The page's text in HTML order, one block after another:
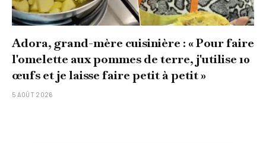
Adora, grand-mère cuisinière : « Pour faire
l'omelette aux pommes de terre, j'utilise 10
œufs et je laisse faire petit à petit »
5 AOÛT 2026